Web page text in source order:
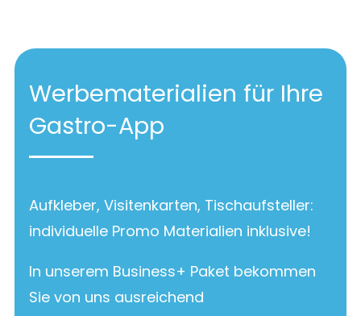
Werbematerialien für Ihre
Gastro-App
Aufkleber, Visitenkarten, Tischaufsteller:
individuelle Promo Materialien inklusive!
In unserem Business+ Paket bekommen
Sie von uns ausreichend